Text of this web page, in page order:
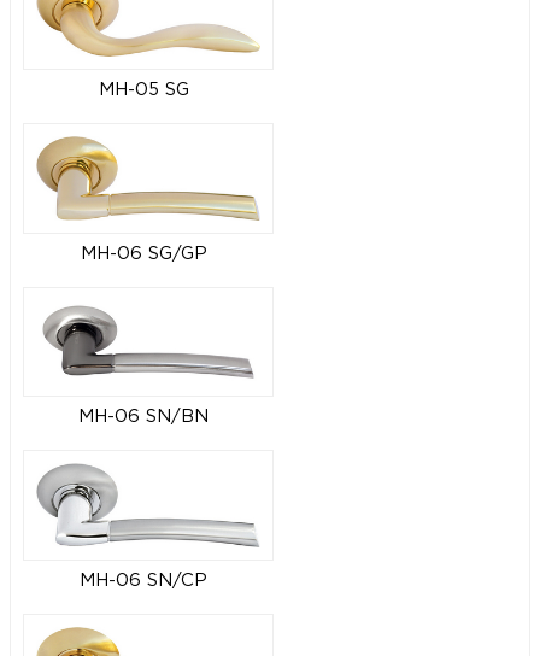
MH-05 SG
MH-06 SG/GP
MH-06 SN/BN
MH-06 SN/CP